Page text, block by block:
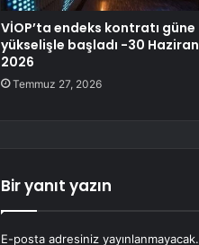
VİOP’ta endeks kontratı güne
yükselişle başladı -30 Haziran
2026
Temmuz 27, 2026
Bir yanıt yazın
E-posta adresiniz yayınlanmayacak.